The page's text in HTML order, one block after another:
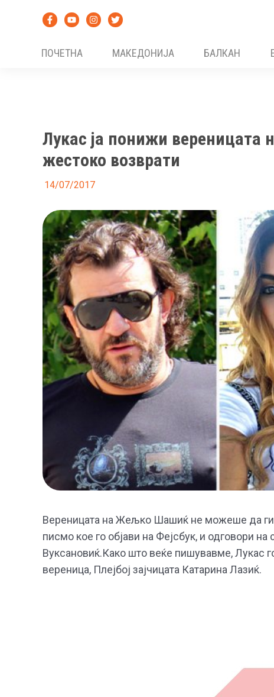
ПОЧЕТНА
МАКЕДОНИЈА БАЛКАН
Лукас ја понижи вереницата
жестоко возврати
14/07/2017
Вереницата на Жељко Шашиќ не можеше да ги
писмо кое го објави на Фејсбук, и одговори
Вуксановиќ.Како што веќе пишувавме, Лукас
вереница, Плејбој зајчицата Катарина Лазиќ.